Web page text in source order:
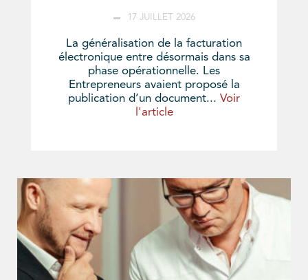
17 JUILLET 2026
La généralisation de la facturation
électronique entre désormais dans sa
phase opérationnelle. Les
Entrepreneurs avaient proposé la
publication d’un document... Voir
l'article